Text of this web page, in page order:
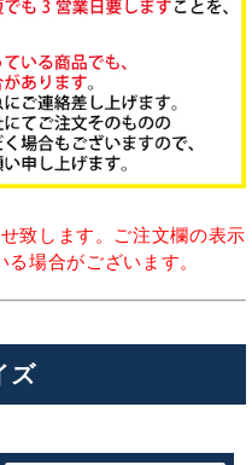
致します。ご注文欄の表示
場合がございます。
ズ